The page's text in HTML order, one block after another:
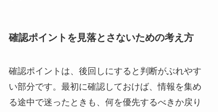
確認ポイントを見落とさないための考え方
確認ポイントは、後回しにすると判断がぶれやす
い部分です。最初に確認しておけば、情報を集め
る途中で迷ったときも、何を優先するべきか戻り